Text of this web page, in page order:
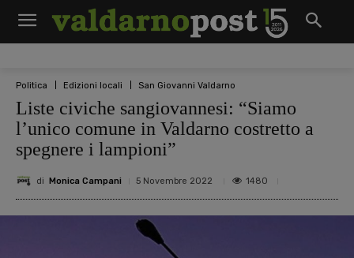
Politica Edizioni locali San Giovanni Valdarno
Liste civiche sangiovannesi: “Siamo
l’unico comune in Valdarno costretto a
spegnere i lampioni”
di Monica Campani 5 Novembre 2022 1480